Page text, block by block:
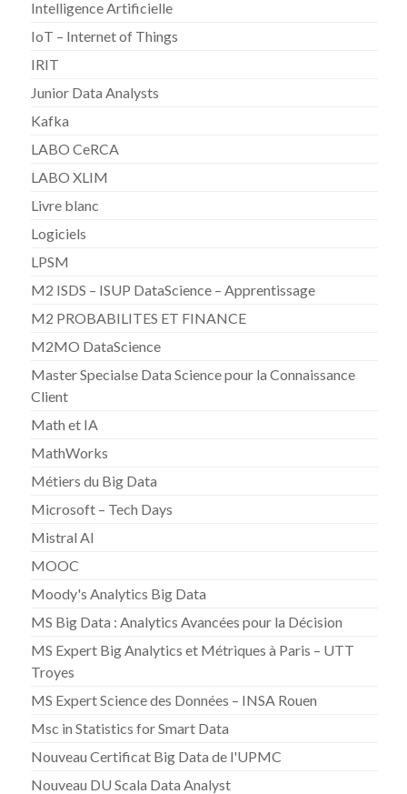
Intelligence Artificielle
IoT – Internet of Things
IRIT
Junior Data Analysts
Kafka
LABO CeRCA
LABO XLIM
Livre blanc
Logiciels
LPSM
M2 ISDS – ISUP DataScience – Apprentissage
M2 PROBABILITES ET FINANCE
M2MO DataScience
Master Specialse Data Science pour la Connaissance
Client
Math et IA
MathWorks
Métiers du Big Data
Microsoft – Tech Days
Mistral AI
MOOC
Moody's Analytics Big Data
MS Big Data : Analytics Avancées pour la Décision
MS Expert Big Analytics et Métriques à Paris – UTT
Troyes
MS Expert Science des Données – INSA Rouen
Msc in Statistics for Smart Data
Nouveau Certificat Big Data de l'UPMC
Nouveau DU Scala Data Analyst